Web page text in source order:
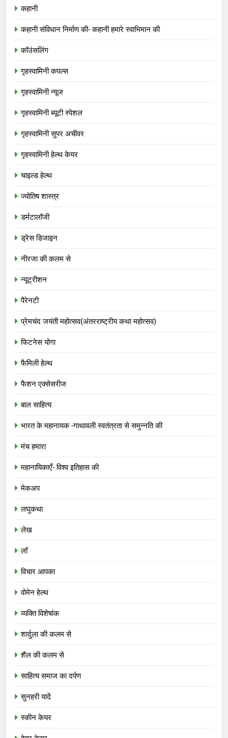
कहानी
कहानी संविधान निर्माण की- कहानी हमारे स्वाभिमान की
कॉउंसलिंग
गृहस्वामिनी कपल्स
गृहस्वामिनी न्यूज
गृहस्वामिनी ब्यूटी स्पेशल
गृहस्वामिनी सुपर अचीवर
गृहस्वामिनी हेल्थ केयर
चाइल्ड हेल्थ
ज्योतिष शास्त्र
डर्मटालॉजी
ड्रेस डिजाइन
नीरजा की कलम से
न्यूट्रीशन
पैरेनटी
प्रेमचंद जयंती महोत्सव(अंतरराष्ट्रीय कथा महोत्सव)
फिटनेस योगा
फैमिली हेल्थ
फैशन एक्सेसरीज
बाल साहित्य
भारत के महानायक -गाथावली स्वतंत्रता से समुन्नति की
मंच हमारा
महानायिकाएँ- विश्व इतिहास की
मेकअप
लघुकथा
लेख
लॉ
विचार आपका
वोमेन हेल्थ
व्यक्ति विशेषांक
शार्दुला की कलम से
शैल की कलम से
साहित्य समाज का दर्पण
सुनहरी यादें
स्कीन केयर